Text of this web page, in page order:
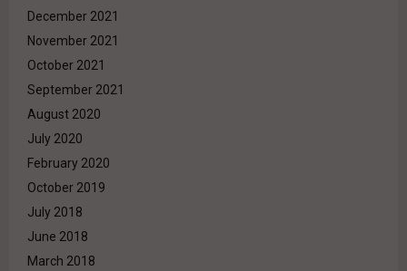
December 2021
November 2021
October 2021
September 2021
August 2020
July 2020
February 2020
October 2019
July 2018
June 2018
March 2018